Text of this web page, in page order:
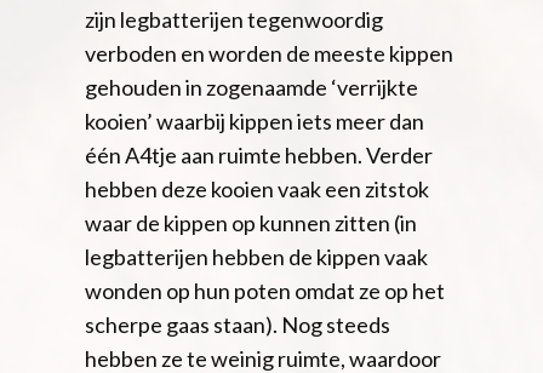
zijn legbatterijen tegenwoordig
verboden en worden de meeste kippen
gehouden in zogenaamde ‘verrijkte
kooien’ waarbij kippen iets meer dan
één A4tje aan ruimte hebben. Verder
hebben deze kooien vaak een zitstok
waar de kippen op kunnen zitten (in
legbatterijen hebben de kippen vaak
wonden op hun poten omdat ze op het
scherpe gaas staan). Nog steeds
hebben ze te weinig ruimte, waardoor